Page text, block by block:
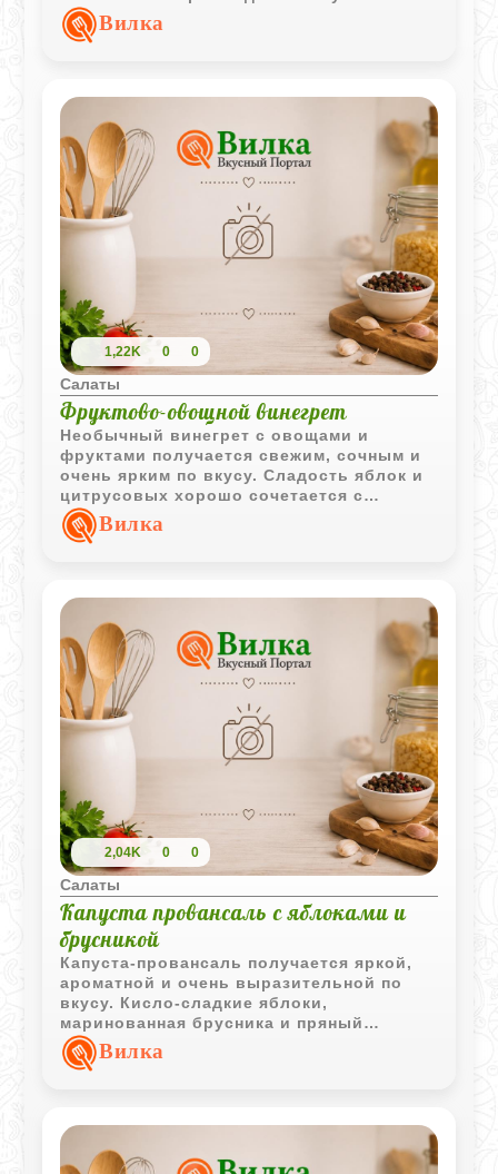
хорошо объединяет хрустящие овощи с
ароматной зеленью.
Вилка
1,22K 0 0
Салаты
Фруктово-овощной винегрет
Необычный винегрет с овощами и
фруктами получается свежим, сочным и
очень ярким по вкусу. Сладость яблок и
цитрусовых хорошо сочетается с
картофелем, сельдереем и легкой
майонезной заправкой.
Вилка
2,04K 0 0
Салаты
Капуста провансаль с яблоками и
брусникой
Капуста-провансаль получается яркой,
ароматной и очень выразительной по
вкусу. Кисло-сладкие яблоки,
маринованная брусника и пряный
фруктовый маринад делают обычную
квашеную капусту более праздничной и
Вилка